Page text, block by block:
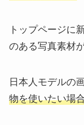
トップページに
のある写真素材
日本人モデルの
物を使いたい場